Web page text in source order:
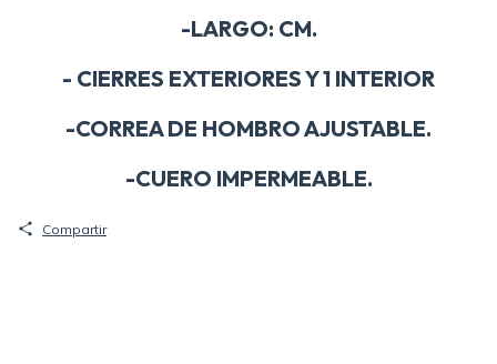
-LARGO: CM.
- CIERRES EXTERIORES Y 1 INTERIOR
-CORREA DE HOMBRO AJUSTABLE.
-CUERO IMPERMEABLE.
Compartir